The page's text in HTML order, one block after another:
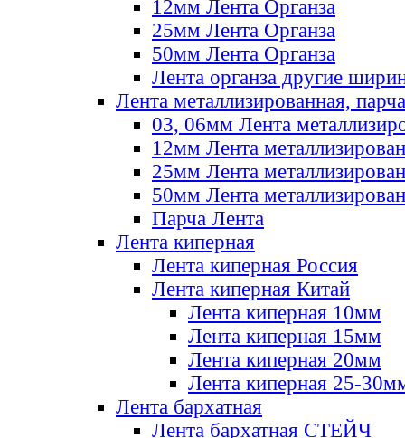
12мм Лента Органза
25мм Лента Органза
50мм Лента Органза
Лента органза другие
Лента металлизированная, парча
03, 06мм Лента
12мм Лента
25мм Лента
50мм Лента
Парча Лента
Лента киперная
Лента киперная Россия
Лента киперная Китай
Лента киперная 10мм
Лента киперная 15мм
Лента киперная 20мм
Лента киперная 25-
Лента бархатная
Лента бархатная СТЕЙЧ